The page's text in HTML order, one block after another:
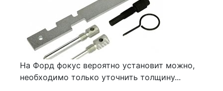
На Форд фокус вероятно установит можно,
необходимо только уточнить толщину...